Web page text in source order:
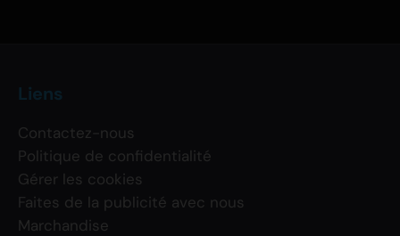
Liens
Contactez-nous
Politique de confidentialité
Gérer les cookies
Faites de la publicité avec nous
Marchandise